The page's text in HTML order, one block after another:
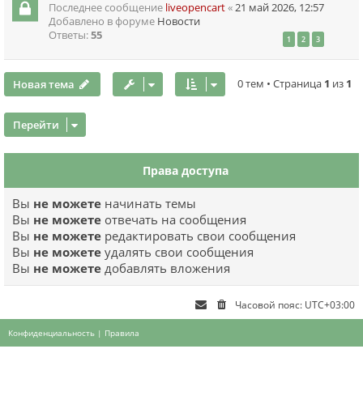
Этот сайт использует cookies для
обеспечения своей корректной работы.
Подробнее
Последнее сообщение liveopencart«21 май 2026, 12:57
Добавлено в форуме Новости
Ответы:55 1 2 3
Новая тема 0 тем • Страница 1 из 1
Перейти
Права доступа
Вы не можете начинать темы
Вы не можете отвечать на сообщения
Вы не можете редактировать свои сообщения
Вы не можетеудалять свои сообщения
Вы не можетедобавлять вложения
Часовой пояс: UTC+03:00
Конфиденциальность | Правила